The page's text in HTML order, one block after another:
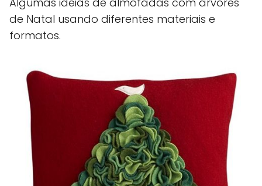
de Natal usando diferentes materiais e
formatos.